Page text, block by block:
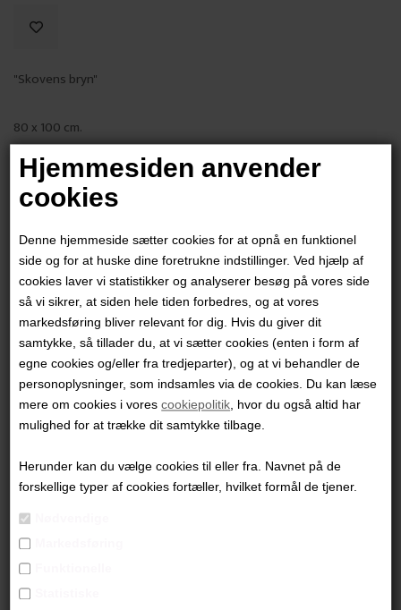
Hjemmesiden anvender
cookies
Denne hjemmeside sætter cookies for at opnå en funktionel
side og for at huske dine foretrukne indstillinger. Ved hjælp af
cookies laver vi statistikker og analyserer besøg på vores side
så vi sikrer, at siden hele tiden forbedres, og at vores
markedsføring bliver relevant for dig. Hvis du giver dit
samtykke, så tillader du, at vi sætter cookies (enten i form af
egne cookies og/eller fra tredjeparter), og at vi behandler de
personoplysninger, som indsamles via de cookies. Du kan læse
mere om cookies i vorescookiepolitik , hvor du også altid har
mulighed for at trække dit samtykke tilbage.
Herunder kan du vælge cookies til eller fra. Navnet på de
forskellige typer af cookies fortæller, hvilket formål de tjener.
"Skovens bryn"
80 x 100 cm.
Akryl på Lærred
Ikke indrammet
PRODUKTINFORMATION
Andre værker af kunstneren:
Lisa Marie Frost Lisa Marie Frost